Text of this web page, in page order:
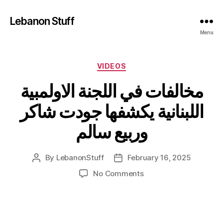
Lebanon Stuff
Menu
Categories
VIDEOS
مخالفات في اللجنة الاولمبية
اللبنانية يكشفها جودت شاكر
وربيع سالم
Post
By LebanonStuff
PostFebruary 16, 2025
No Commentson